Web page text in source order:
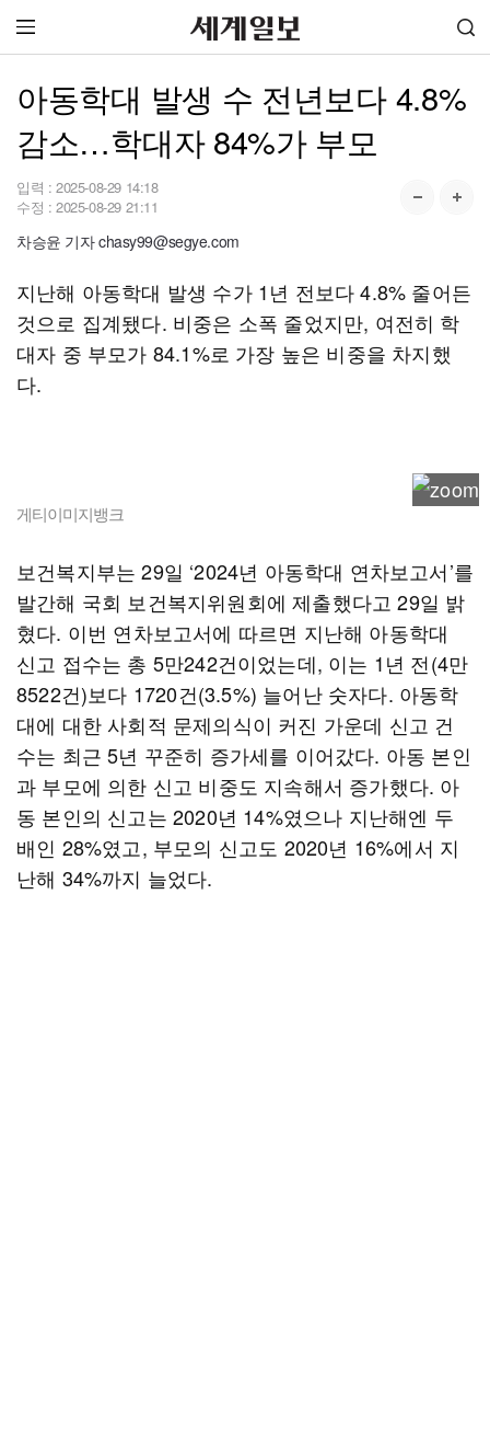
아동학대 발생 수 전년보다 4.8%
감소…학대자 84%가 부모
입력 : 2025-08-29 14:18
수정 : 2025-08-29 21:11
차승윤 기자 chasy99@segye.com
지난해 아동학대 발생 수가 1년 전보다 4.8% 줄어든
것으로 집계됐다. 비중은 소폭 줄었지만, 여전히 학
대자 중 부모가 84.1%로 가장 높은 비중을 차지했
다.
게티이미지뱅크
보건복지부는 29일 ‘2024년 아동학대 연차보고서’를
발간해 국회 보건복지위원회에 제출했다고 29일 밝
혔다. 이번 연차보고서에 따르면 지난해 아동학대
신고 접수는 총 5만242건이었는데, 이는 1년 전(4만
8522건)보다 1720건(3.5%) 늘어난 숫자다. 아동학
대에 대한 사회적 문제의식이 커진 가운데 신고 건
수는 최근 5년 꾸준히 증가세를 이어갔다. 아동 본인
과 부모에 의한 신고 비중도 지속해서 증가했다. 아
동 본인의 신고는 2020년 14%였으나 지난해엔 두
배인 28%였고, 부모의 신고도 2020년 16%에서 지
난해 34%까지 늘었다.